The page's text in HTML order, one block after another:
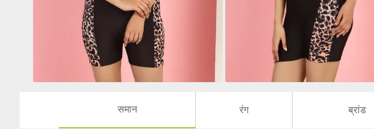
समान रंग ब्रांड